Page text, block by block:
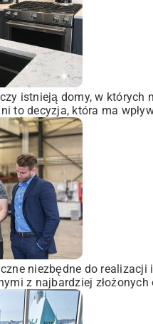
istnieją domy, w których
to decyzja, która ma
niezbędne do realizacji
z najbardziej